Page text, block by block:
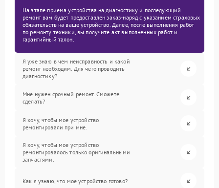
На этапе приема устройства на диагностику и последующий
ремонт вам будет предоставлен заказ-наряд с указанием страховых
обязательств на ваше устройство. Далее, после выполнения работ
по ремонту техники, вы получите акт выполненных работ и
гарантийный талон.
Я уже знаю в чем неисправность и какой
ремонт необходим. Для чего проводить
диагностику?
Мне нужен срочный ремонт. Сможете
сделать?
Я хочу, чтобы мое устройство
ремонтировали при мне.
Я хочу, чтобы мое устройство
ремонтировалось только оригинальными
запчастями.
Как я узнаю, что мое устройство готово?